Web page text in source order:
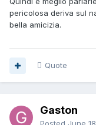
pericolosa deriva sul
bella amicizia.
Quote
Gaston